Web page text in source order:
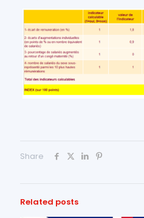
Share
Related posts